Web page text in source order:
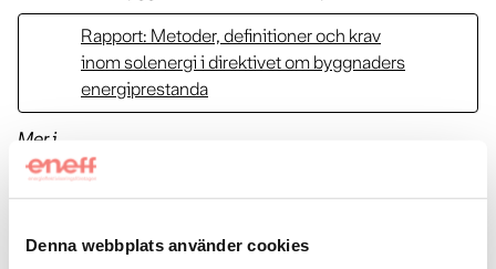
Denna webbplats använder cookies
Rapport: Metoder, definitioner och krav
inom solenergi i direktivet om byggnaders
energiprestanda
Mer i
EU-direktiv: EED och EPBD
energirenovering